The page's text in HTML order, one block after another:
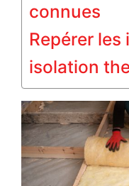
connues
Repérer les
isolation